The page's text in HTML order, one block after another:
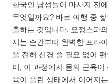
한국인 남성들이 마사지 전
무엇일까요? 바로 여행 중
출하는 것입니다. 요정스파
시는 순간부터 완벽한 프라
을 전혀 신경 쓸 필요 없이
며, 이 과정에서 몸의 근육
육이 풀린 상태에서 이어지